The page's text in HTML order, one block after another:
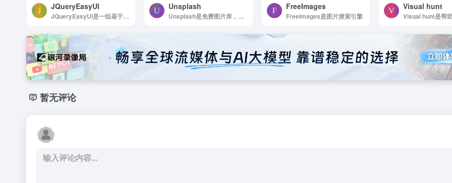
JQueryEasyUI
JQueryEasyUI是一组基于jQuery的UI插件集合
Unsplash
Unsplash是免费图片库，适合任何项目使用，无版权限制
FreeImages
FreeImages是图片搜索引擎
Visual hunt
暂无评论